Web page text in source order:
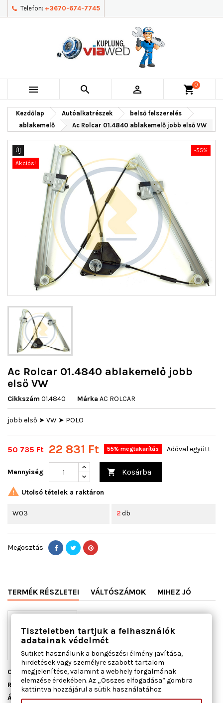
Telefon: +3670-674-7745
   shopping_cart0
Kezdőlap Autóalkatrészek
belső felszerelés
ablakemelő
Ac Rolcar 01.4840 ablakemelő jobb első VW
Új
-55%
Akciós!
Ac Rolcar 01.4840 ablakemelő jobb
első VW
Cikkszám 01.4840 Márka AC ROLCAR
jobb első ➤ VW ➤ POLO
50 735 Ft 22 831 Ft 55% megtakarítás Adóval együtt
Mennyiség  Kosárba
 Utolsó tételek a raktáron
W03 2db
Megosztás
TERMÉK RÉSZLETEI VÁLTÓSZÁMOK MIHEZ JÓ
Cikkszám01.4840
Raktáron2 db
ÁllapotÚj
Tiszteletben tartjuk a felhasználók
adatainak védelmét
Sütiket használunk a böngészési élmény javítása,
hirdetések vagy személyre szabott tartalom
megjelenítése, valamint a webhely forgalmának
elemzése érdekében. Az „Összes elfogadása” gombra
kattintva hozzájárul a sütik használatához.